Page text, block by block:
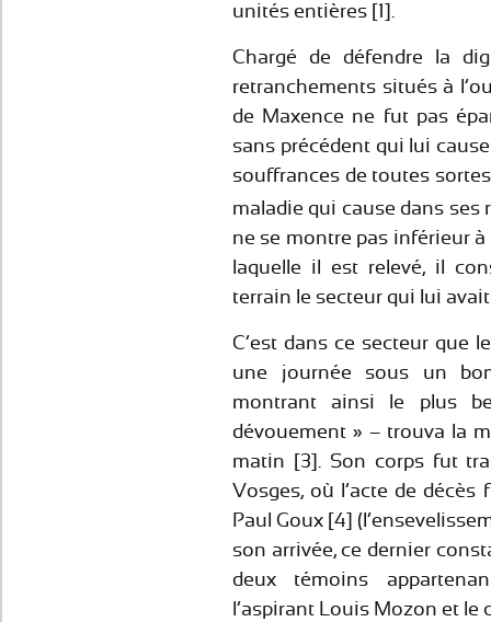
unités entières [1].
Chargé de défendre la
retranchements situés à
de Maxence ne fut pas
sans précédent qui lui
souffrances de toutes
maladie qui cause dans ses
ne se montre pas inférieur à
laquelle il est relevé, il
terrain le secteur qui lui
C’est dans ce secteur que
une journée sous un
montrant ainsi le plus
dévouement » – trouva la
matin [3]. Son corps fut
Vosges, où l’acte de
Paul Goux [4]
son arrivée, ce dernier
deux témoins
l’aspirant Louis Mozon et le